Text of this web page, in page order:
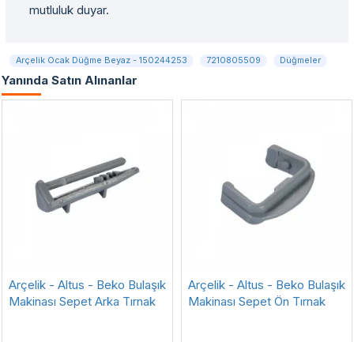
mutluluk duyar.
Arçelik Ocak Düğme Beyaz - 150244253 7210805509 Düğmeler
Yanında Satın Alınanlar
Arçelik - Altus - Beko Bulaşık
Makinası Sepet Arka Tırnak
Arçelik - Altus - Beko Bulaşık
Makinası Sepet Ön Tırnak